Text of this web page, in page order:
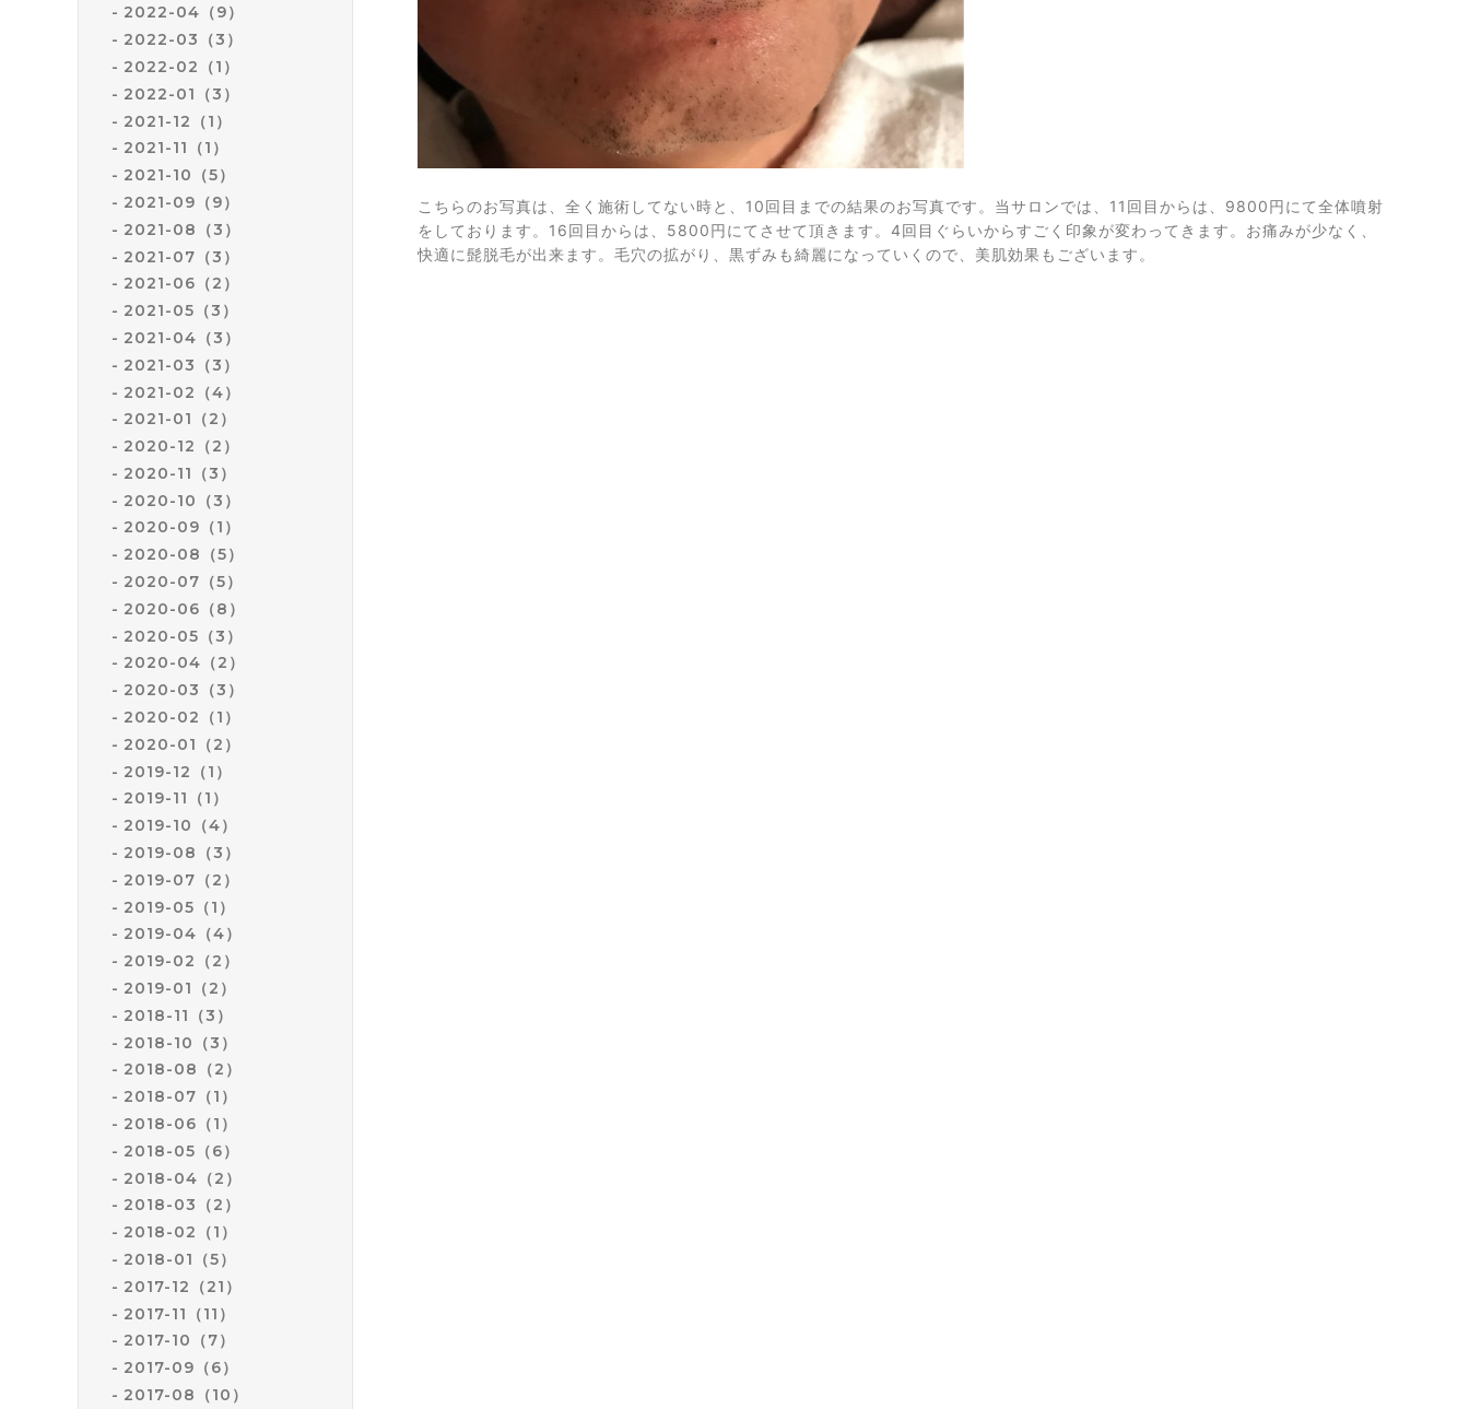
2022-04（9）
2022-03（3）
2022-02（1）
2022-01（3）
2021-12（1）
2021-11（1）
2021-10（5）
2021-09（9）
2021-08（3）
2021-07（3）
2021-06（2）
2021-05（3）
2021-04（3）
2021-03（3）
2021-02（4）
2021-01（2）
2020-12（2）
2020-11（3）
2020-10（3）
2020-09（1）
2020-08（5）
2020-07（5）
2020-06（8）
2020-05（3）
2020-04（2）
2020-03（3）
2020-02（1）
2020-01（2）
2019-12（1）
2019-11（1）
2019-10（4）
2019-08（3）
2019-07（2）
2019-05（1）
2019-04（4）
2019-02（2）
2019-01（2）
2018-11（3）
2018-10（3）
2018-08（2）
2018-07（1）
2018-06（1）
2018-05（6）
2018-04（2）
2018-03（2）
2018-02（1）
2018-01（5）
2017-12（21）
2017-11（11）
2017-10（7）
2017-09（6）
2017-08（10）
こちらのお写真は、全く施術してない時と、10回目までの結果のお写真です。当サロンでは、11回目からは、9800円にて全体噴射
をしております。16回目からは、5800円にてさせて頂きます。4回目ぐらいからすごく印象が変わってきます。お痛みが少なく、
快適に髭脱毛が出来ます。毛穴の拡がり、黒ずみも綺麗になっていくので、美肌効果もございます。